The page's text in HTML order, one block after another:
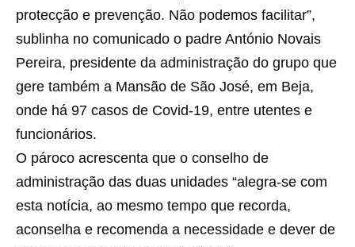
protecção e prevenção. Não podemos facilitar”,
sublinha no comunicado o padre António Novais
Pereira, presidente da administração do grupo que
gere também a Mansão de São José, em Beja,
onde há 97 casos de Covid-19, entre utentes e
funcionários.
O pároco acrescenta que o conselho de
administração das duas unidades “alegra-se com
esta notícia, ao mesmo tempo que recorda,
aconselha e recomenda a necessidade e dever de